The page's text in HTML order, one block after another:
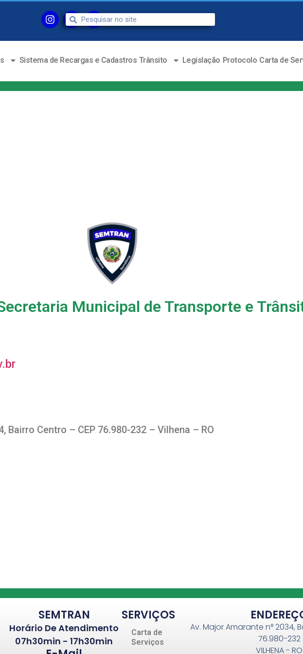
Sistema de Recargas e Cadastros Trânsito Legislação Protocolo Carta de
Municipal de Transporte e
Bairro Centro – CEP 76.980-232 – Vilhena – RO
SEMTRAN
Horário De Atendimento
07h30min - 17h30min
SERVIÇOS
Carta de
Serviços
Av. Major Amarante n° 2034,
76.980-232
VILHENA - RO